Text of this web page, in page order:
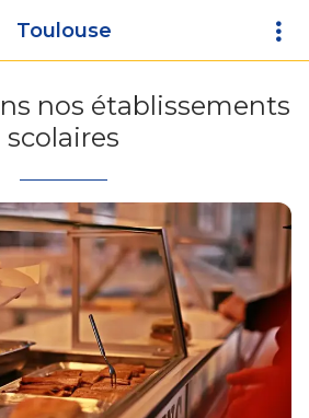
Toulouse
nos établissements
scolaires